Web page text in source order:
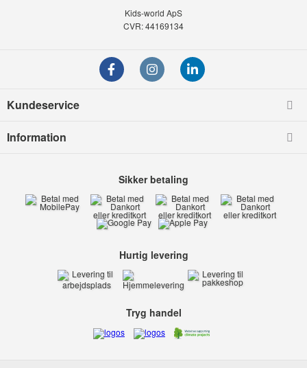
Kids-world ApS
CVR: 44169134
Kundeservice
Information
Sikker betaling
Hurtig levering
Tryg handel